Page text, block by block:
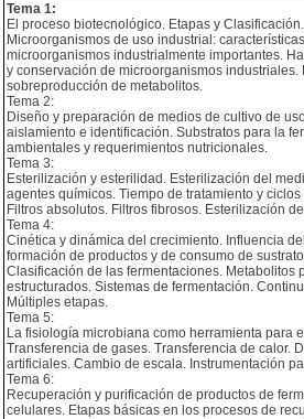
Tema 1:
El proceso biotecnológico. Etapas y
Microorganismos de uso industrial:
microorganismos industrialmente importantes.
y conservación de microorganismos
sobreproducción de metabolitos.
Tema 2:
Diseño y preparación de medios de cultivo de
aislamiento e identificación. Substratos para la
ambientales y requerimientos nutricionales.
Tema 3:
Esterilización y esterilidad. Esterilización del
agentes químicos. Tiempo de tratamiento y
Filtros absolutos. Filtros fibrosos. Esterilización
Tema 4:
Cinética y dinámica del crecimiento. Influencia
formación de productos y de consumo de
Clasificación de las fermentaciones. Metabolitos
estructurados. Sistemas de fermentación.
Múltiples etapas.
Tema 5:
La fisiología microbiana como herramienta para
Transferencia de gases. Transferencia de calor.
artificiales. Cambio de escala. Instrumentación
Tema 6:
Recuperación y purificación de productos de
celulares. Etapas básicas en los procesos de